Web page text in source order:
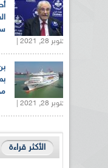
أكتوبر 28, 2021 |
أكتوبر 28, 2021 |
الأكثر قراءة